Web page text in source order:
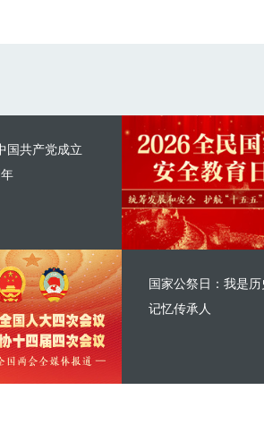
国共产党成立
国家公祭日：我是历
记忆传承人